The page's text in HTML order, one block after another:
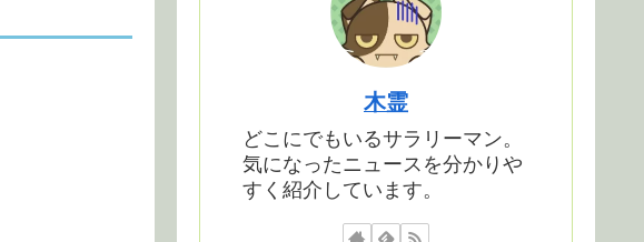
木霊
どこにでもいるサラリーマン。
気になったニュースを分かりや
すく紹介しています。